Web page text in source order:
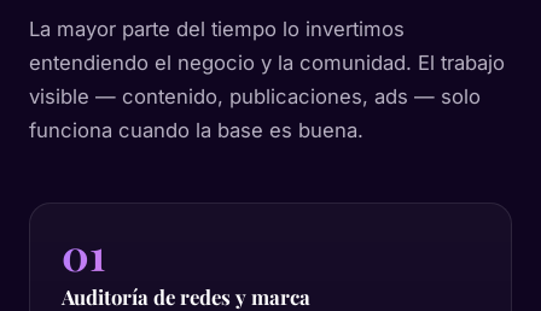
La mayor parte del tiempo lo invertimos
entendiendo el negocio y la comunidad. El trabajo
visible — contenido, publicaciones, ads — solo
funciona cuando la base es buena.
01
Auditoría de redes y marca